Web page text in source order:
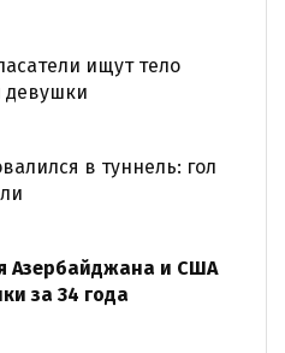
ищут тело
девушки
в туннель: гол
Азербайджана и США
за 34 года